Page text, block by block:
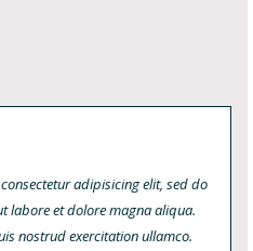
adipisicing elit, sed do
labore et dolore magna aliqua.
nostrud exercitation ullamco.